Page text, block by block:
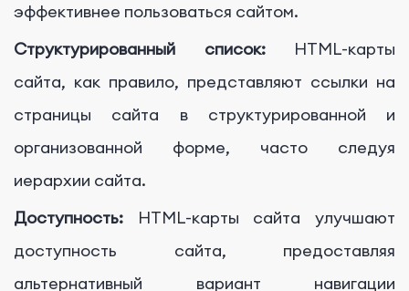
эффективнее пользоваться сайтом.
Структурированный список:HTML-карты
сайта, как правило, представляют ссылки на
страницы сайта в структурированной и
организованной форме, часто следуя
иерархии сайта.
Доступность:
HTML-карты сайта улучшают
доступность сайта, предоставляя
альтернативный вариант навигации